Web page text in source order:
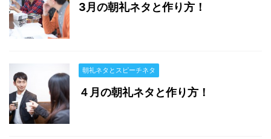
3月の朝礼ネタと作り方！
朝礼ネタとスピーチネタ
４月の朝礼ネタと作り方！